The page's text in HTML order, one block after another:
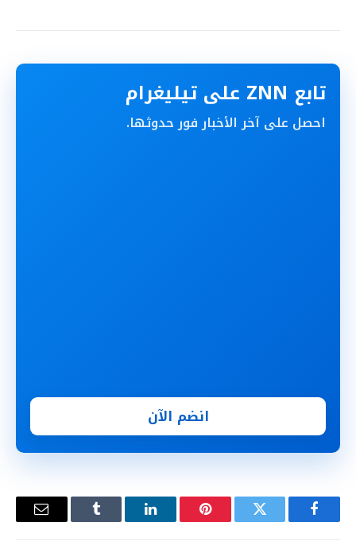
تابع ZNN على تيليغرام
احصل على آخر الأخبار فور حدوثها.
انضم الآن
فيسبوك تويتر بينتيريستلينكدإن Tumblr
البريد